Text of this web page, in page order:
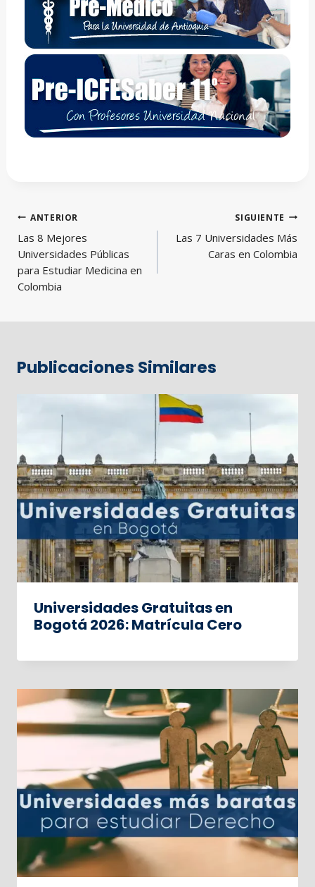
Navegación
de
entradas
ANTERIOR
Las 8 Mejores
Universidades Públicas
para Estudiar Medicina en
Colombia
SIGUIENTE
Las 7 Universidades Más
Caras en Colombia
Publicaciones Similares
Universidades Gratuitas en
Bogotá 2026: Matrícula Cero